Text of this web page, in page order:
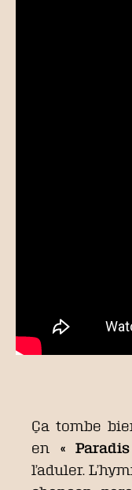
Ça tombe
en «
l’aduler.